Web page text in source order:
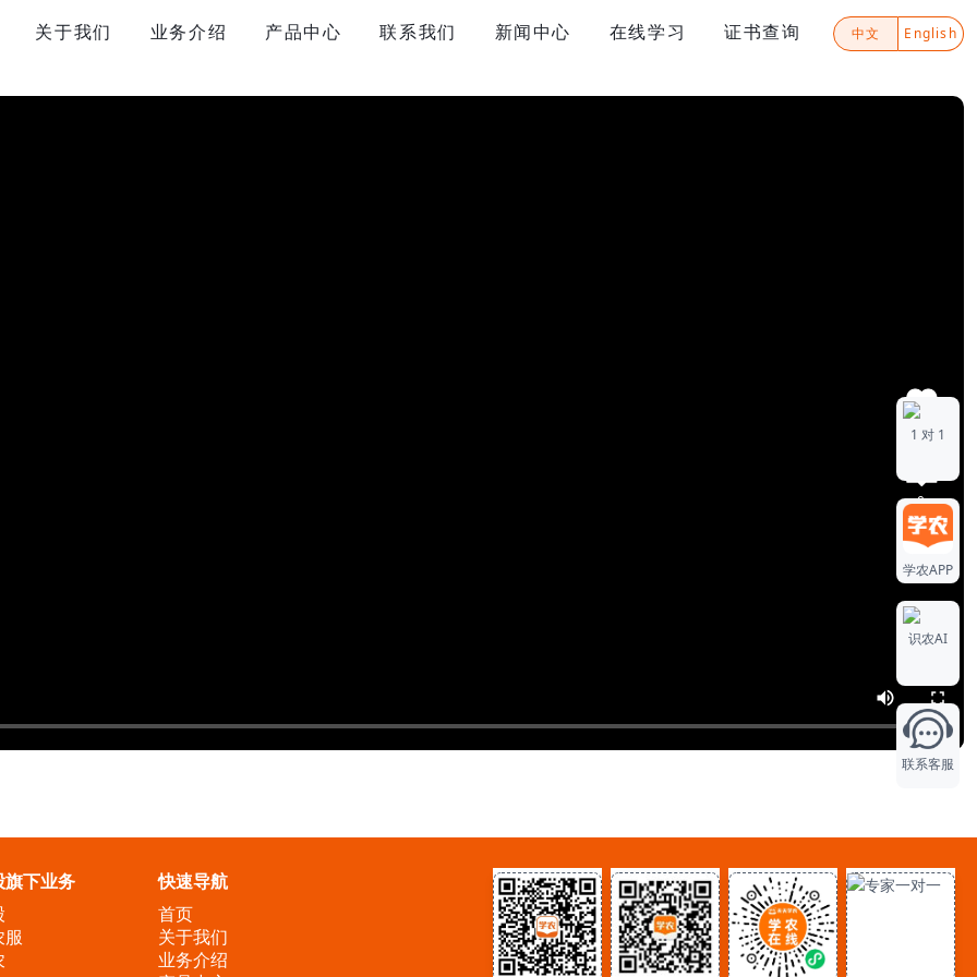
关于我们 业务介绍 产品中心 联系我们 新闻中心 在线学习 证书查询 中文 English
1
0
0
0
1 对 1
学农APP
识农AI
联系客服
旗下业务
快速导航
首页
关于我们
业务介绍